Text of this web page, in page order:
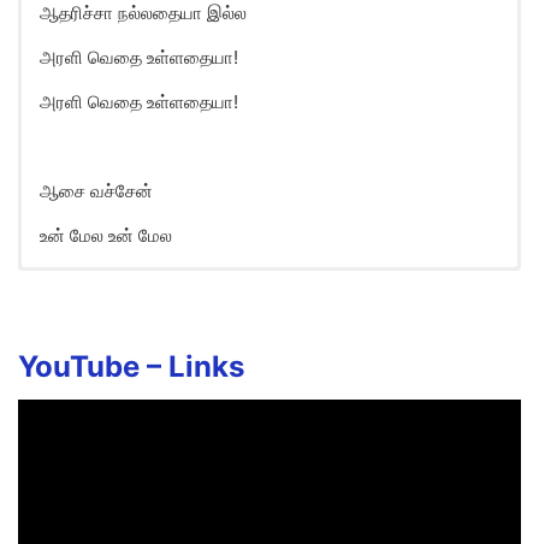
ஆதரிச்சா நல்லதையா இல்ல
அரளி வெதை உள்ளதையா!
அரளி வெதை உள்ளதையா!
ஆசை வச்சேன்
உன் மேல உன் மேல
Aasa vachen un mela
Machaan arali vachen kollaiyila
YouTube – Links